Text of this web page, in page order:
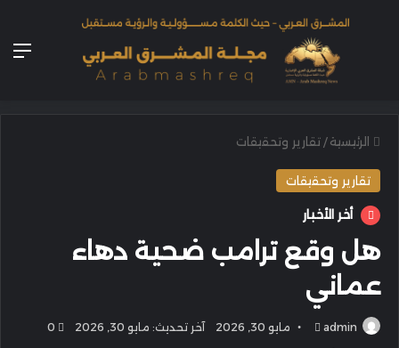
الرئيسية / تقارير وتحقيقات
تقارير وتحقيقات
أخر الأخبار
هل وقع ترامب ضحية دهاء
عماني
admin
أرسل مايو 30, 2026 آخر تحديث: مايو 30, 2026 0